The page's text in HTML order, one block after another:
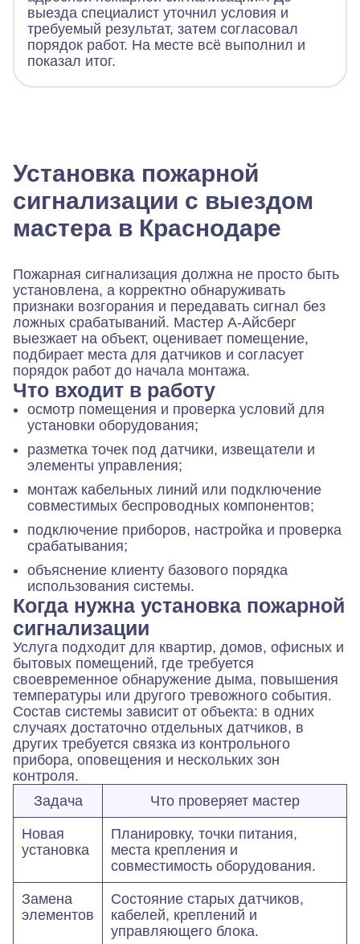
выезда специалист уточнил условия и
требуемый результат, затем согласовал
порядок работ. На месте всё выполнил и
показал итог.
Установка пожарной
сигнализации с выездом
мастера в Краснодаре
Пожарная сигнализация должна не просто быть
установлена, а корректно обнаруживать
признаки возгорания и передавать сигнал без
ложных срабатываний. Мастер А-Айсберг
выезжает на объект, оценивает помещение,
подбирает места для датчиков и согласует
порядок работ до начала монтажа.
Что входит в работу
осмотр помещения и проверка условий для
установки оборудования;
разметка точек под датчики, извещатели и
элементы управления;
монтаж кабельных линий или подключение
совместимых беспроводных компонентов;
подключение приборов, настройка и проверка
срабатывания;
объяснение клиенту базового порядка
использования системы.
Когда нужна установка пожарной
сигнализации
Услуга подходит для квартир, домов, офисных и
бытовых помещений, где требуется
своевременное обнаружение дыма, повышения
температуры или другого тревожного события.
Состав системы зависит от объекта: в одних
случаях достаточно отдельных датчиков, в
других требуется связка из контрольного
прибора, оповещения и нескольких зон
контроля.
Задача
Что проверяет мастер
Новая
установка
Планировку, точки питания,
места крепления и
совместимость оборудования.
Замена
элементов
Состояние старых датчиков,
кабелей, креплений и
управляющего блока.